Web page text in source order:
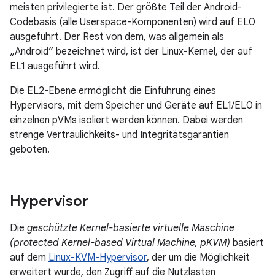
meisten privilegierte ist. Der größte Teil der Android-
Codebasis (alle Userspace-Komponenten) wird auf EL0
ausgeführt. Der Rest von dem, was allgemein als
„Android“ bezeichnet wird, ist der Linux-Kernel, der auf
EL1 ausgeführt wird.
Die EL2-Ebene ermöglicht die Einführung eines
Hypervisors, mit dem Speicher und Geräte auf EL1/EL0 in
einzelnen pVMs isoliert werden können. Dabei werden
strenge Vertraulichkeits- und Integritätsgarantien
geboten.
Hypervisor
Die geschützte Kernel-basierte virtuelle Maschine
(protected Kernel-based Virtual Machine, pKVM) basiert
auf dem Linux-KVM-Hypervisor, der um die Möglichkeit
erweitert wurde, den Zugriff auf die Nutzlasten